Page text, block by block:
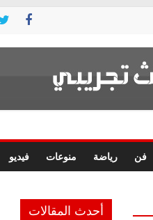
فن رياضة منوعات فيديو
أحدث المقالات